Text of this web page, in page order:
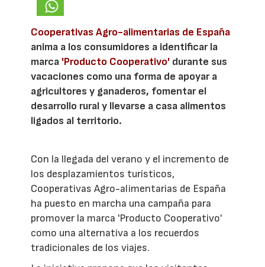
Cooperativas Agro-alimentarias de España
anima a los consumidores a identificar la
marca 'Producto Cooperativo' durante sus
vacaciones como una forma de apoyar a
agricultores y ganaderos, fomentar el
desarrollo rural y llevarse a casa alimentos
ligados al territorio.
Con la llegada del verano y el incremento de
los desplazamientos turísticos,
Cooperativas Agro-alimentarias de España
ha puesto en marcha una campaña para
promover la marca 'Producto Cooperativo'
como una alternativa a los recuerdos
tradicionales de los viajes.